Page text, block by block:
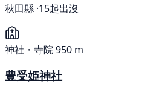
秋田縣 ·15起出沒
神社・寺院950 m
豊受姫神社